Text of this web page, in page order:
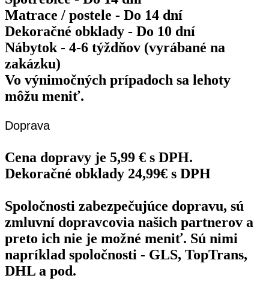
Matrace / postele - Do 14 dní
Dekoračné obklady - Do 10 dní
Nábytok - 4-6 týždňov (vyrábané na
zakázku)
Vo výnimočných prípadoch sa lehoty
môžu meniť.
Doprava
Cena dopravy je 5,99 € s DPH.
Dekoračné obklady 24,99€ s DPH
Spoločnosti zabezpečujúce dopravu, sú
zmluvní dopravcovia našich partnerov a
preto ich nie je možné meniť. Sú nimi
napríklad spoločnosti - GLS, TopTrans,
DHL a pod.